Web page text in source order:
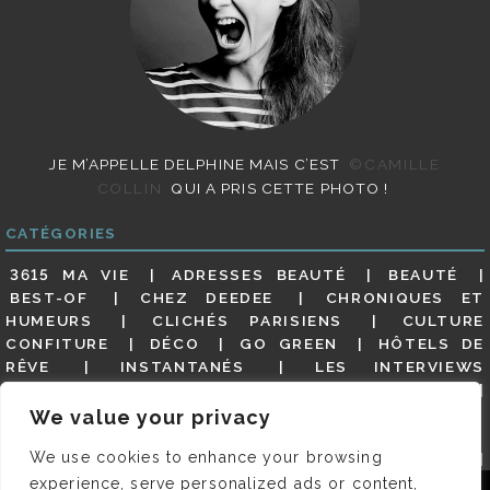
We value your privacy
We use cookies to enhance your browsing
experience, serve personalized ads or content,
JE M’APPELLE DELPHINE MAIS C’EST
©CAMILLE
COLLIN
QUI A PRIS CETTE PHOTO !
CATÉGORIES
3615 MA VIE ADRESSES BEAUTÉ
BEAUTÉ
BEST-OF
CHEZ DEEDEE
CHRONIQUES ET
HUMEURS
CLICHÉS PARISIENS
CULTURE
CONFITURE
DÉCO GO GREEN
HÔTELS DE
RÊVE
INSTANTANÉS
LES INTERVIEWS
MES ADRESSES
MODE NON CLASSÉ
GUIDE
PARIS EN PHOTOS
RESTAURANTS
REVUE DE PRESSE DÉTAILLÉE, SIOU PLAIT